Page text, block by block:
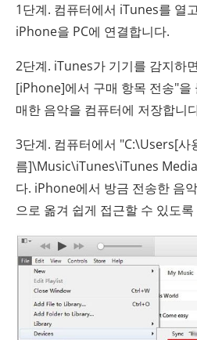
1단계. 컴퓨터에서 iTunes를 열
iPhone을 PC에 연결합니다.
2단계. iTunes가 기기를 감지하
[iPhone]에서 구매 항목 전송"
매한 음악을 컴퓨터에 저장합니
3단계. 컴퓨터에서 "C:\Users[사
름]\Music\iTunes\iTunes
다. iPhone에서 방금 전송한 음
으로 옮겨 쉽게 접근할 수 있도록